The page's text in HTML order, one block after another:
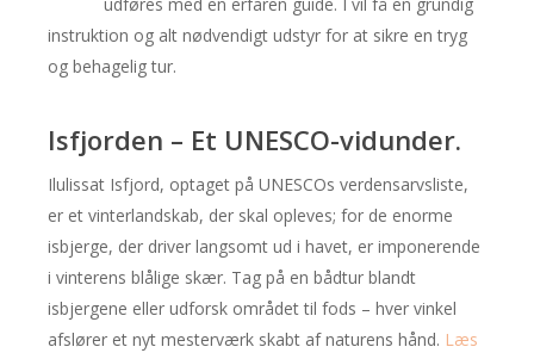
udføres med en erfaren guide. I vil få en grundig
instruktion og alt nødvendigt udstyr for at sikre en tryg
og behagelig tur.
Isfjorden – Et UNESCO-vidunder.
Ilulissat Isfjord, optaget på UNESCOs verdensarvsliste,
er et vinterlandskab, der skal opleves; for de enorme
isbjerge, der driver langsomt ud i havet, er imponerende
i vinterens blålige skær. Tag på en bådtur blandt
isbjergene eller udforsk området til fods – hver vinkel
afslører et nyt mesterværk skabt af naturens hånd. Læs